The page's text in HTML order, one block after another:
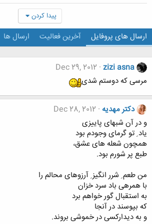
پیدا کردن
ارسال های پروفایل آخرین فعالیت ارسال ها
zizi asna
Dec 29, 2012
مرسی که دوستم شدی
دکتر مهدیه Dec 28, 2012
و در آن شبهای پاییزی
یاد ِ تو گرمای وجودم بود
همچون شعله های عشق،
طبع پر شورم بود.
من طعم ِ شرر انگیز ِ‌ آرزوهای محالم را
با همرهی باد سرد خزان
به استقبال گور خواهم برد
که بپوسند در آنجا
و به دیدارکسی در خموشی بروند.